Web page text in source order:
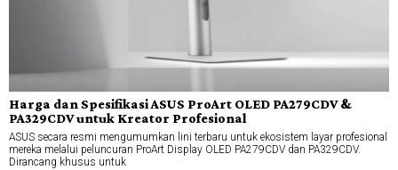
Harga dan Spesifikasi ASUS ProArt OLED PA279CDV &
PA329CDV untuk Kreator Profesional
ASUS secara resmi mengumumkan lini terbaru untuk ekosistem layar profesional
mereka melalui peluncuran ProArt Display OLED PA279CDV dan PA329CDV.
Dirancang khusus untuk